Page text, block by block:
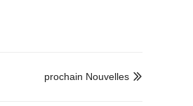

prochain Nouvelles